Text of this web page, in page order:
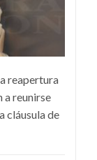
reapertura
a reunirse
cláusula de